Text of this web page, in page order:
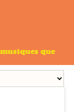
que